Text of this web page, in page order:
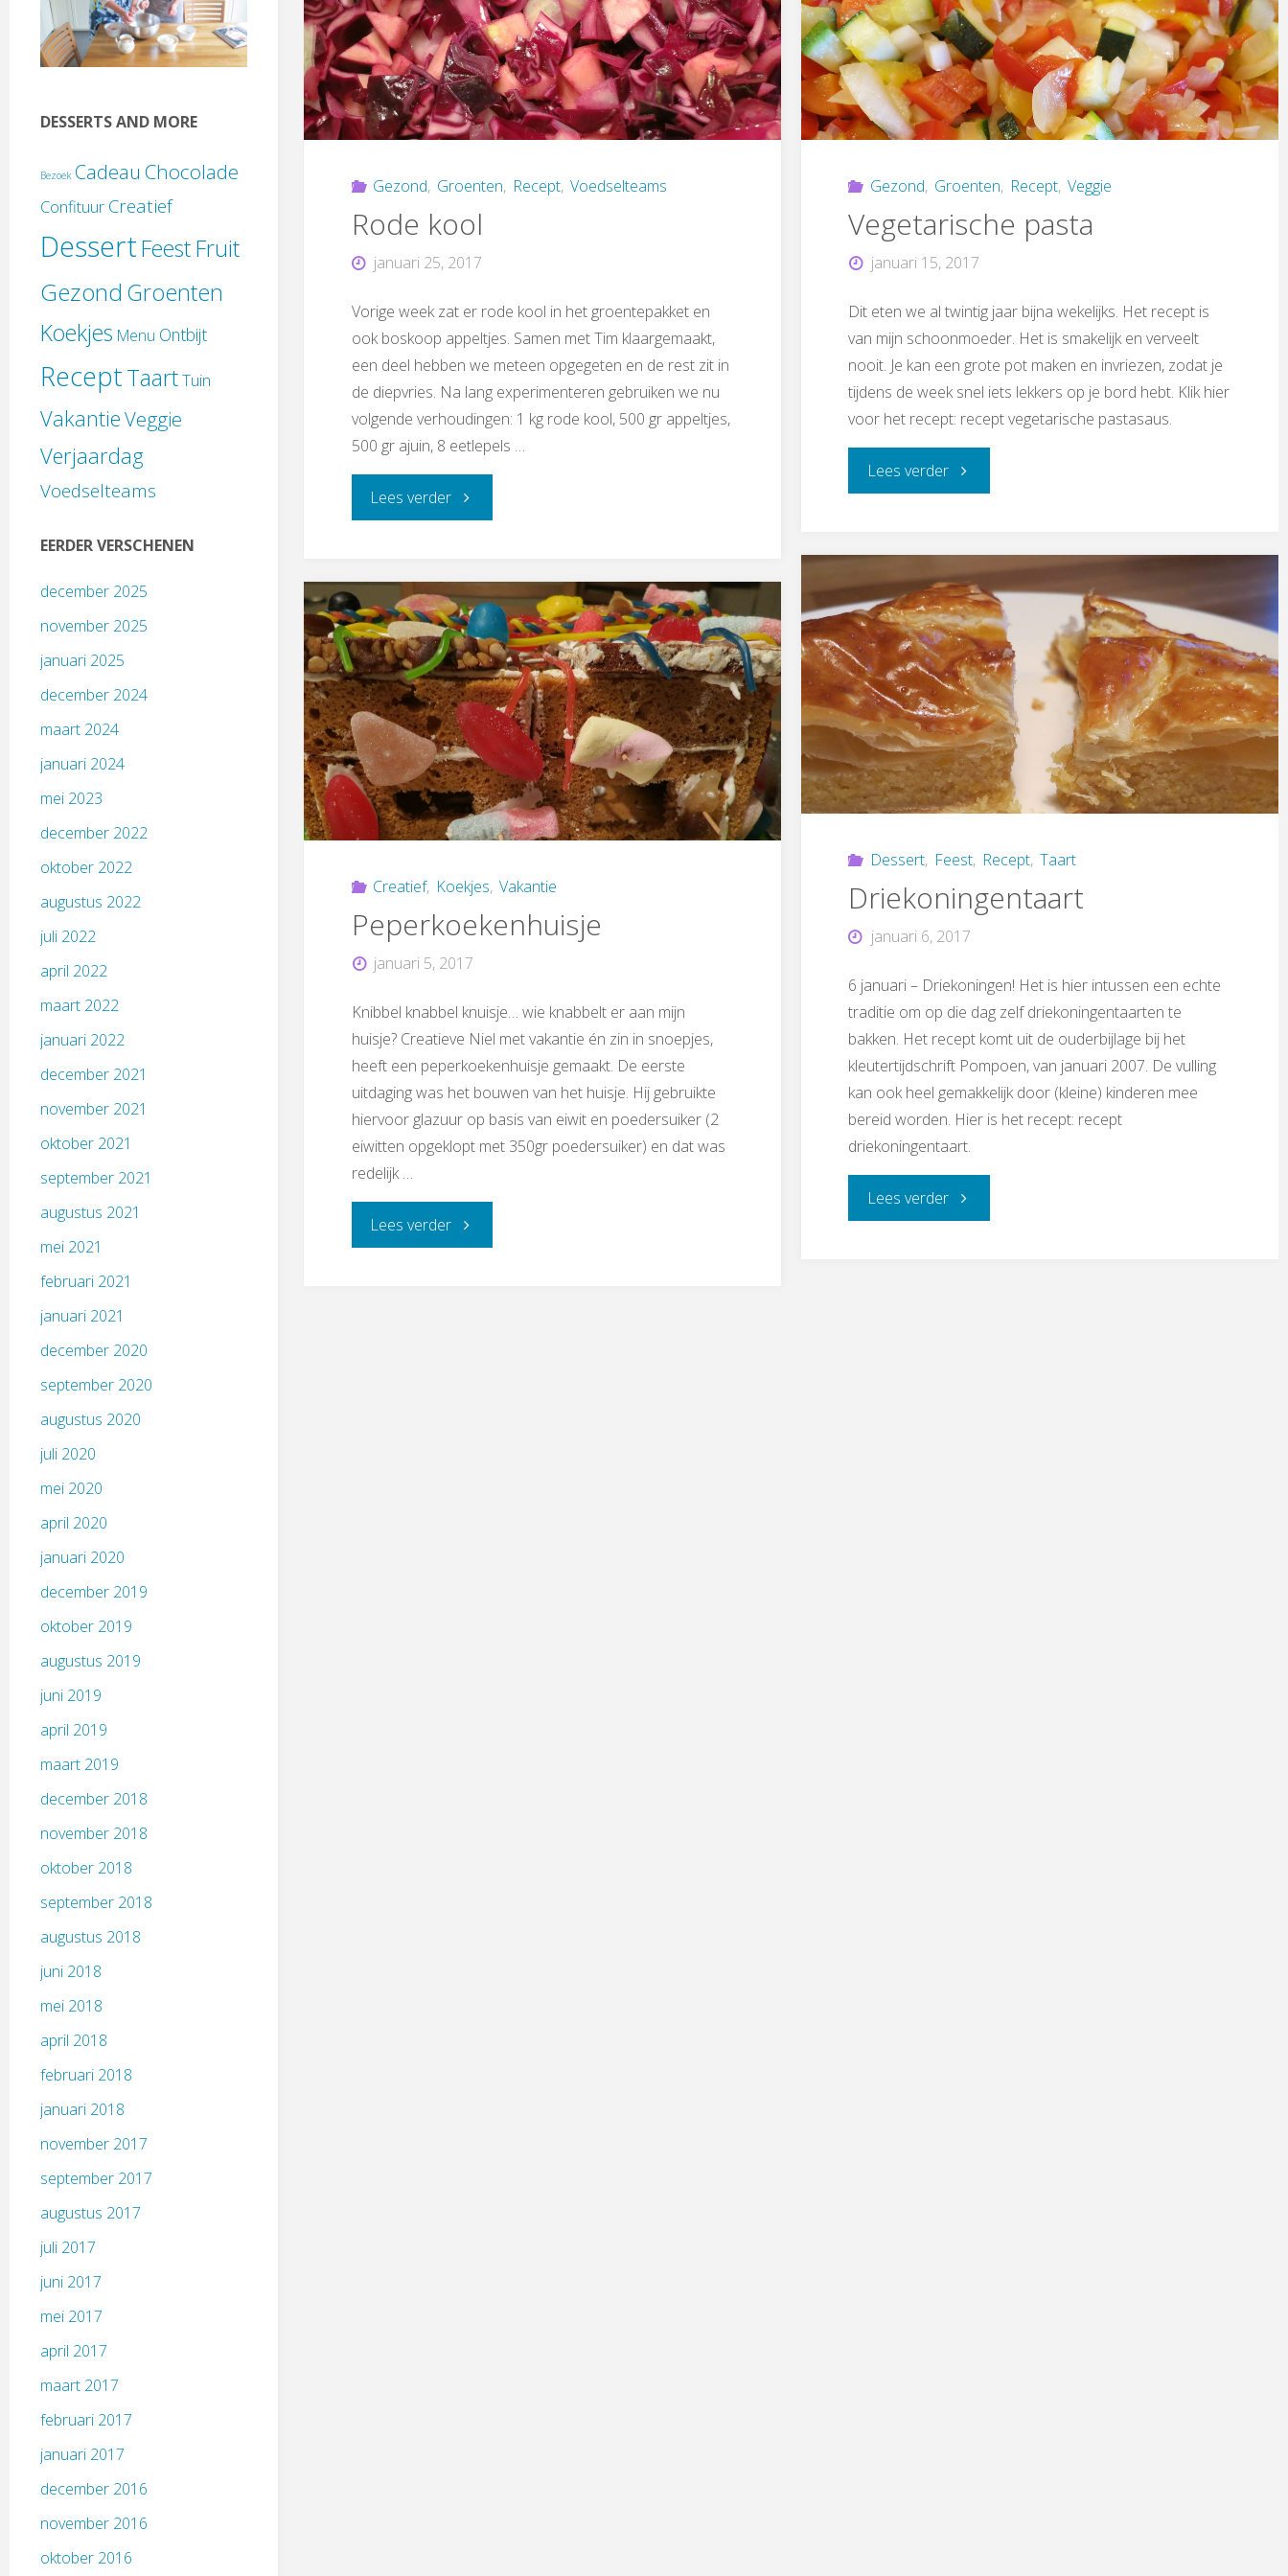
Gezond, Groenten, Recept, Voedselteams
Rode kool
januari 25, 2017
Vorige week zat er rode kool in het groentepakket en
ook boskoop appeltjes. Samen met Tim klaargemaakt,
een deel hebben we meteen opgegeten en de rest zit in
de diepvries. Na lang experimenteren gebruiken we nu
volgende verhoudingen: 1 kg rode kool, 500 gr appeltjes,
500 gr ajuin, 8 eetlepels …
Lees verder"Rode
Gezond, Groenten, Recept, Veggie
Vegetarische pasta
januari 15, 2017
Dit eten we al twintig jaar bijna wekelijks. Het recept is
van mijn schoonmoeder. Het is smakelijk en verveelt
nooit. Je kan een grote pot maken en invriezen, zodat je
tijdens de week snel iets lekkers op je bord hebt. Klik hier
voor het recept: recept vegetarische pastasaus.
Lees verder"Vegetarische
Dessert, Feest, Recept, Taart
Driekoningentaart
januari 6, 2017
6 januari – Driekoningen! Het is hier intussen een echte
traditie om op die dag zelf driekoningentaarten te
bakken. Het recept komt uit de ouderbijlage bij het
kleutertijdschrift Pompoen, van januari 2007. De vulling
kan ook heel gemakkelijk door (kleine) kinderen mee
bereid worden. Hier is het recept: recept
driekoningentaart.
Lees verder"Driekoningentaart"
Creatief, Koekjes, Vakantie
Peperkoekenhuisje
januari 5, 2017
Knibbel knabbel knuisje… wie knabbelt er aan mijn
huisje? Creatieve Niel met vakantie én zin in snoepjes,
heeft een peperkoekenhuisje gemaakt. De eerste
uitdaging was het bouwen van het huisje. Hij gebruikte
hiervoor glazuur op basis van eiwit en poedersuiker (2
eiwitten opgeklopt met 350gr poedersuiker) en dat was
redelijk …
Lees verder"Peperkoekenhuisje"
DESSERTS AND MORE
Bezoek Cadeau Chocolade
Confituur Creatief
DessertFeestFruit
Gezond Groenten
Koekjes Menu Ontbijt
ReceptTaartTuin
VakantieVeggie
Verjaardag
Voedselteams
EERDER VERSCHENEN
december 2025
november 2025
januari 2025
december 2024
maart 2024
januari 2024
mei 2023
december 2022
oktober 2022
augustus 2022
juli 2022
april 2022
maart 2022
januari 2022
december 2021
november 2021
oktober 2021
september 2021
augustus 2021
mei 2021
februari 2021
januari 2021
december 2020
september 2020
augustus 2020
juli 2020
mei 2020
april 2020
januari 2020
december 2019
oktober 2019
augustus 2019
juni 2019
april 2019
maart 2019
december 2018
november 2018
oktober 2018
september 2018
augustus 2018
juni 2018
mei 2018
april 2018
februari 2018
januari 2018
november 2017
september 2017
augustus 2017
juli 2017
juni 2017
mei 2017
april 2017
maart 2017
februari 2017
januari 2017
december 2016
november 2016
oktober 2016